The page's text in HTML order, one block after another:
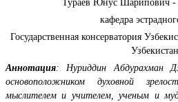
Тураев Юнус Шарипович -
кафедра
Государственная консерватория
Узбекистан
Аннотация: Нуриддин Абдурахман
основоположником духовной
мыслителем и учителем, ученым и